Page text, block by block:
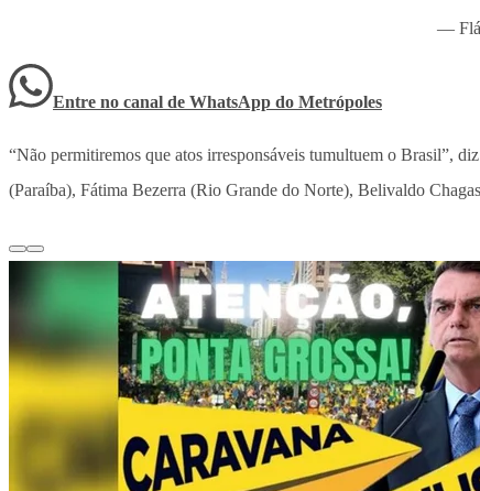
—
Entre no canal de WhatsApp do Metrópoles
“Não permitiremos que atos irresponsáveis tumultuem o Brasil”,
(Paraíba), Fátima Bezerra (Rio Grande do Norte), Belivaldo